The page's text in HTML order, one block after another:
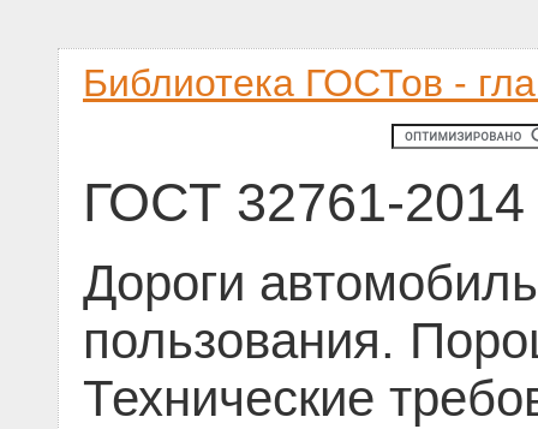
Библиотека ГОСТов -
ГОСТ 32761-2014
Дороги
пользования.
Технические